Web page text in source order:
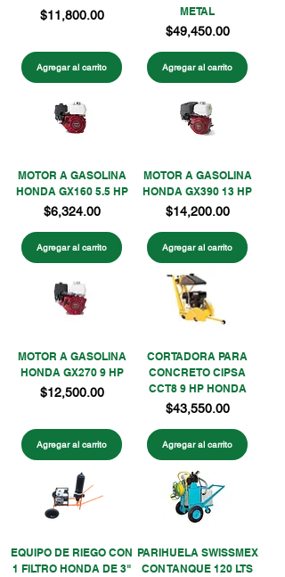
Precio
$11,800.00
Agregar al carrito
METAL
Precio
$49,450.00
Agregar al carrito
MOTOR A GASOLINA
HONDA GX160 5.5 HP
Precio
$6,324.00
Agregar al carrito
MOTOR A GASOLINA
HONDA GX390 13 HP
Precio
$14,200.00
Agregar al carrito
MOTOR A GASOLINA
HONDA GX270 9 HP
Precio
$12,500.00
Agregar al carrito
CORTADORA PARA
CONCRETO CIPSA
CCT8 9 HP HONDA
Precio
$43,550.00
Agregar al carrito
EQUIPO DE RIEGO CON
1 FILTRO HONDA DE 3"
PARIHUELA SWISSMEX
CON TANQUE 120 LTS